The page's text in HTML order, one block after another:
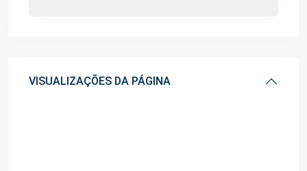
VISUALIZAÇÕES DA PÁGINA